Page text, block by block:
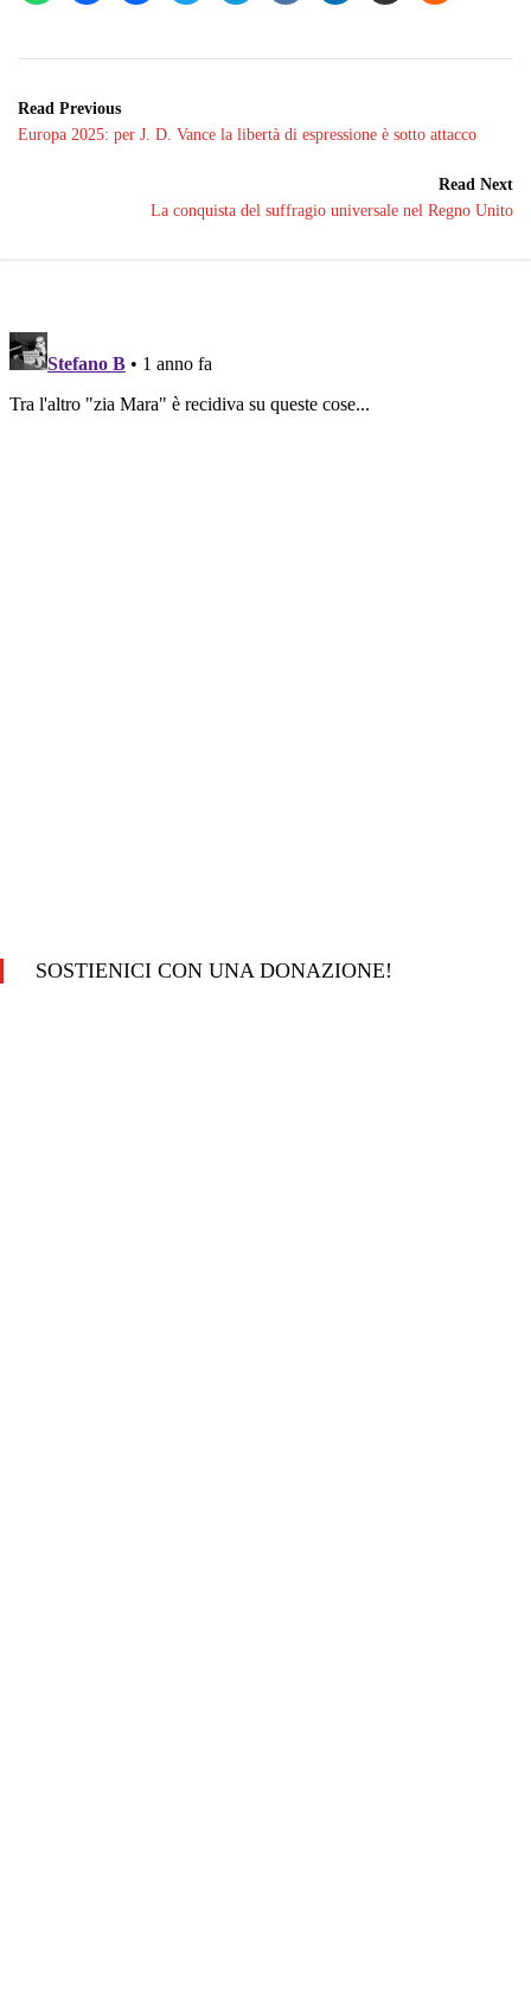
Read Previous
Europa 2025: per J. D. Vance la libertà di espressione è sotto attacco
Read Next
La conquista del suffragio universale nel Regno Unito
SOSTIENICI CON UNA DONAZIONE!